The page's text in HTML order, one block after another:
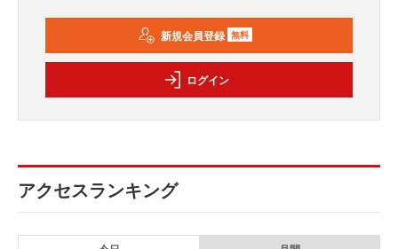
新規会員登録 無料
ログイン
アクセスランキング